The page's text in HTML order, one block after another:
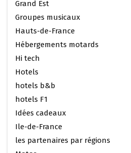
Grand Est
Groupes musicaux
Hauts-de-France
Hébergements motards
Hi tech
Hotels
hotels b&b
hotels F1
Idées cadeaux
Ile-de-France
les partenaires par régions